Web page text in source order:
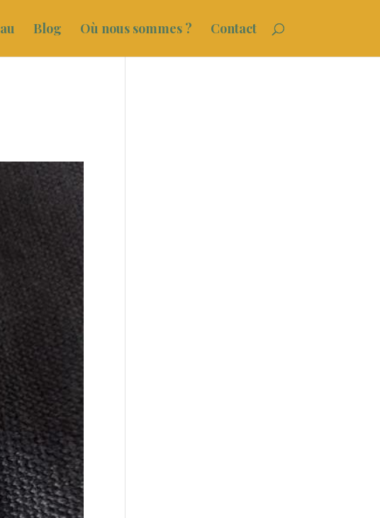
Blog Où nous sommes ? Contact